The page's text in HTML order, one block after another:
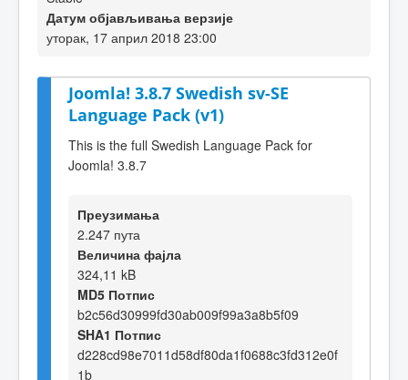
Датум објављивања верзије
уторак, 17 април 2018 23:00
Joomla! 3.8.7 Swedish sv-SE
Language Pack (v1)
This is the full Swedish Language Pack for
Joomla! 3.8.7
Преузимања
2.247 пута
Величина фајла
324,11 kB
MD5 Потпис
b2c56d30999fd30ab009f99a3a8b5f09
SHA1 Потпис
d228cd98e7011d58df80da1f0688c3fd312e0f
1b